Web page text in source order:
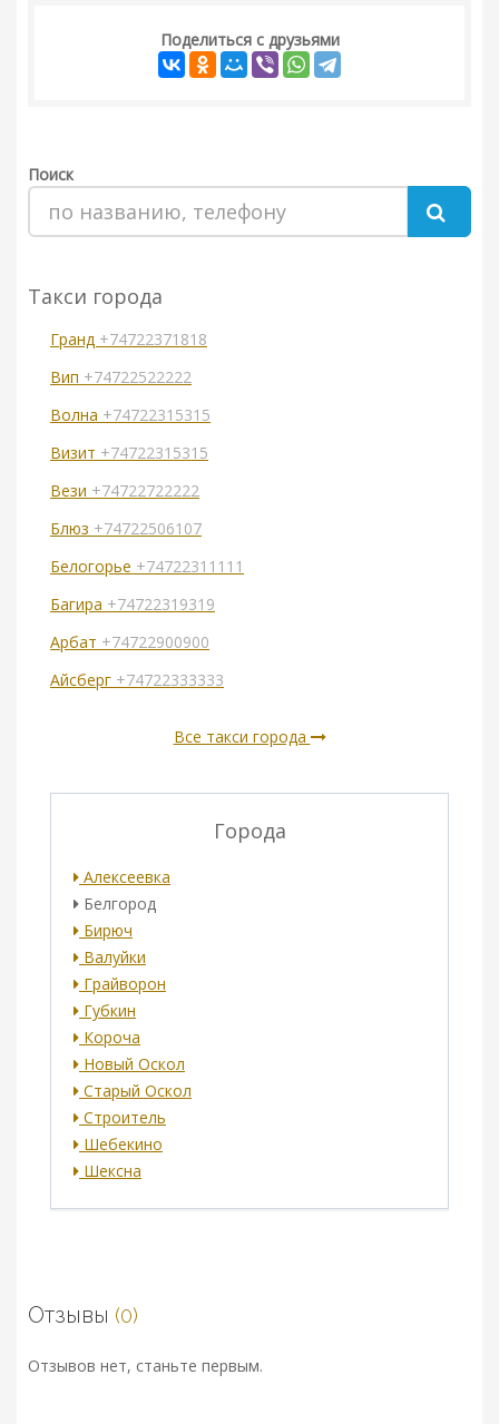
Поделиться с друзьями
Поиск
Такси города
Гранд +74722371818
Вип +74722522222
Волна +74722315315
Визит +74722315315
Вези +74722722222
Блюз +74722506107
Белогорье +74722311111
Багира +74722319319
Арбат +74722900900
Айсберг +74722333333
Все такси города
Города
Алексеевка
Белгород
Бирюч
Валуйки
Грайворон
Губкин
Короча
Новый Оскол
Старый Оскол
Строитель
Шебекино
Шексна
Отзывы (0)
Отзывов нет, станьте первым.